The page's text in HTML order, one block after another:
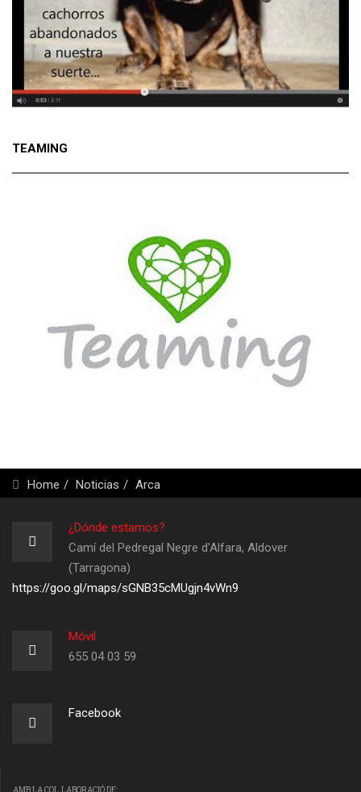
TEAMING
Home Noticias Arca
¿Dónde estamos?
Camí del Pedregal Negre d'Alfara, Aldover
(Tarragona)
https://goo.gl/maps/sGNB35cMUgjn4vWn9
Móvil
655 04 03 59
Facebook